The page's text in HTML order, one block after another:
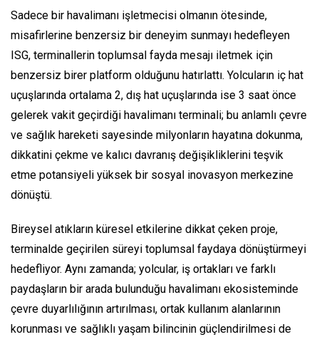
Sadece bir havalimanı işletmecisi olmanın ötesinde,
misafirlerine benzersiz bir deneyim sunmayı hedefleyen
ISG, terminallerin toplumsal fayda mesajı iletmek için
benzersiz birer platform olduğunu hatırlattı. Yolcuların iç hat
uçuşlarında ortalama 2, dış hat uçuşlarında ise 3 saat önce
gelerek vakit geçirdiği havalimanı terminali; bu anlamlı çevre
ve sağlık hareketi sayesinde milyonların hayatına dokunma,
dikkatini çekme ve kalıcı davranış değişikliklerini teşvik
etme potansiyeli yüksek bir sosyal inovasyon merkezine
dönüştü.
Bireysel atıkların küresel etkilerine dikkat çeken proje,
terminalde geçirilen süreyi toplumsal faydaya dönüştürmeyi
hedefliyor. Aynı zamanda; yolcular, iş ortakları ve farklı
paydaşların bir arada bulunduğu havalimanı ekosisteminde
çevre duyarlılığının artırılması, ortak kullanım alanlarının
korunması ve sağlıklı yaşam bilincinin güçlendirilmesi de